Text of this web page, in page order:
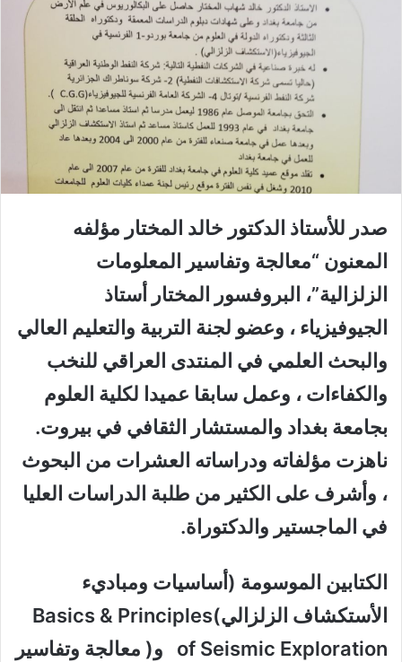
صدر للأستاذ الدكتور خالد المختار مؤلفه
المعنون “معالجة وتفاسير المعلومات
الزلزالية”، البروفسور المختار أستاذ
الجيوفيزياء ، وعضو لجنة التربية والتعليم العالي
والبحث العلمي في المنتدى العراقي للنخب
والكفاءات ، وعمل سابقا عميدا لكلية العلوم
بجامعة بغداد والمستشار الثقافي في بيروت.
ناهزت مؤلفاته ودراساته العشرات من البحوث
، وأشرف على الكثير من طلبة الدراسات العليا
في الماجستير والدكتوراة.
الكتابين الموسومة (أساسيات ومباديء
الأستكشاف الزلزالي)Basics & Principles
of Seismic Exploration و( معالجة وتفاسير